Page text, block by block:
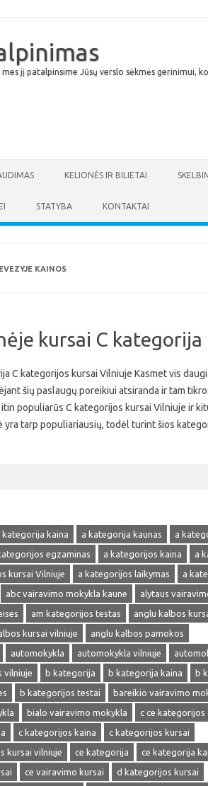
jį patalpinsime Jūsų verslo sėkmės
KELIONĖS IR BILIETAI
STATYBA KONTAKTAI
KAINOS
kursai C kategorija
C kategorijos kursai Vilniuje Kasmet vis
šių paslaugų poreikiui atsiranda ir tam
populiarūs C kategorijos kursai Vilniuje ir
yra tarp populiariausių, todėl turint šios
kategorija kaina a kategorija kaunas
a
egzaminas a kategorijos kaina
a
kursai Vilniuje a kategorijos laikymas
a
abc vairavimo mokykla kaune
alytaus
am kategorijos testas
anglu kalbos
kursai vilniuje
anglu kalbos pamokos
automokykla automokykla vilniuje
vilniuje b kategorija b kategorija kaina
b
b kategorijos testai
bareikio vairavimo
bialo vairavimo mokykla
c ce kategorijos
c kategorijos kaina
c kategorijos kursai
kursai vilniuje ce kategorija
ce kategorija
ce vairavimo kursai
d kategorijos kursai